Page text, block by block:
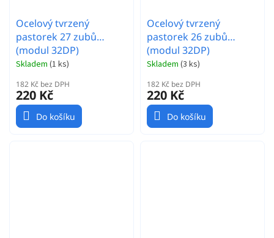
Ocelový tvrzený
pastorek 27 zubů
(modul 32DP)
Skladem (1 ks)
182 Kč bez DPH
220 Kč
Do košíku
Ocelový tvrzený
pastorek 26 zubů
(modul 32DP)
Skladem (3 ks)
182 Kč bez DPH
220 Kč
Do košíku